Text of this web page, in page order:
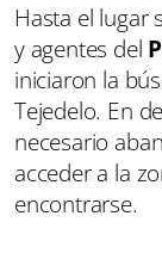
Hasta el lugar
y agentes del
iniciaron la
Tejedelo. En
necesario
acceder a la
encontrarse.